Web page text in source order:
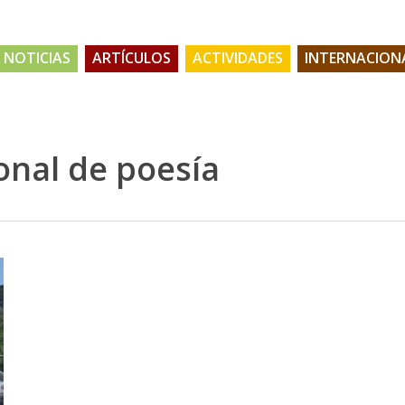
NOTICIAS ARTÍCULOS ACTIVIDADES
de poesía